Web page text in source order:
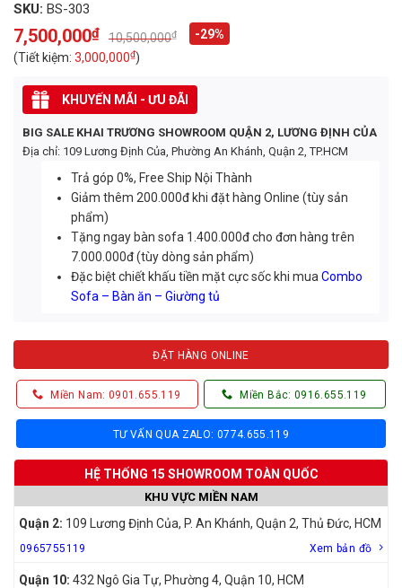
SKU: BS-303
10,500,000₫
Original
price
was:
10,500,000₫.
7,500,000₫
Current
price
is:
7,500,000₫.
-29%
(Tiết kiệm: 3,000,000₫)
KHUYẾN MÃI - ƯU ĐÃI
BIG SALE KHAI TRƯƠNG SHOWROOM QUẬN 2, LƯƠNG ĐỊNH CỦA
Địa chỉ: 109 Lương Định Của, Phường An Khánh, Quận 2, TP.HCM
Trả góp 0%, Free Ship Nội Thành
Giảm thêm 200.000đ khi đặt hàng Online (tùy sản
phẩm)
Tặng ngay bàn sofa 1.400.000đ cho đơn hàng trên
7.000.000đ (tùy dòng sản phẩm)
Đặc biệt chiết khấu tiền mặt cực sốc khi muaCombo
Sofa – Bàn ăn – Giường tủ
ĐẶT HÀNG ONLINE
Miền Nam: 0901.655.119 Miền Bắc: 0916.655.119
TƯ VẤN QUA ZALO: 0774.655.119
HỆ THỐNG 15 SHOWROOM TOÀN QUỐC
KHU VỰC MIỀN NAM
Quận 2: 109 Lương Định Của, P. An Khánh, Quận 2, Thủ Đức, HCM
0965755119 Xem bản đồ
Quận 10: 432 Ngô Gia Tự, Phường 4, Quận 10, HCM